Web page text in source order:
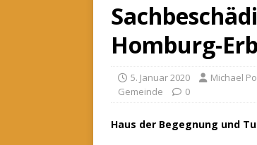
Homburg-
5. Januar 2020 Michael
Gemeinde
0
Haus der Begegnung und